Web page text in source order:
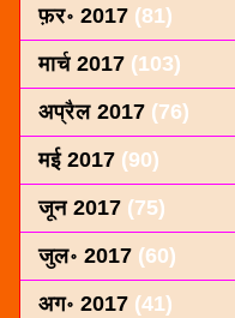
फ़र॰ 2017 (81)
मार्च 2017 (103)
अप्रैल 2017 (76)
मई 2017 (90)
जून 2017 (75)
जुल॰ 2017 (60)
अग॰ 2017 (41)